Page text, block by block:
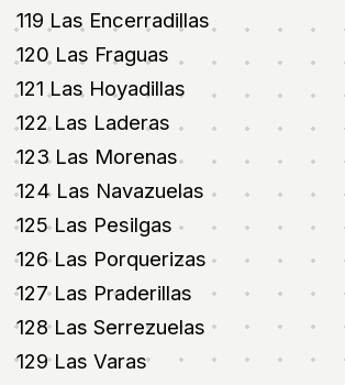
119 Las Encerradillas
120 Las Fraguas
121 Las Hoyadillas
122 Las Laderas
123 Las Morenas
124 Las Navazuelas
125 Las Pesilgas
126 Las Porquerizas
127 Las Praderillas
128 Las Serrezuelas
129 Las Varas